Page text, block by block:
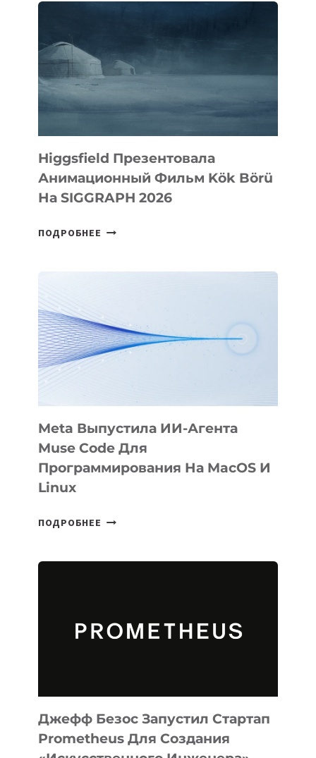
Higgsfield Презентовала
Анимационный Фильм Kök Börü
На SIGGRAPH 2026
ПОДРОБНЕЕ HIGGSFIELD
НА
SIGGRAPH
Meta Выпустила ИИ-Агента
Muse Code Для
Программирования На MacOS И
Linux
ПОДРОБНЕЕ META
ДЛЯ
ПРОГРАММИРОВАНИЯ
И
LINUX
Джефф Безос Запустил Стартап
Prometheus Для Создания